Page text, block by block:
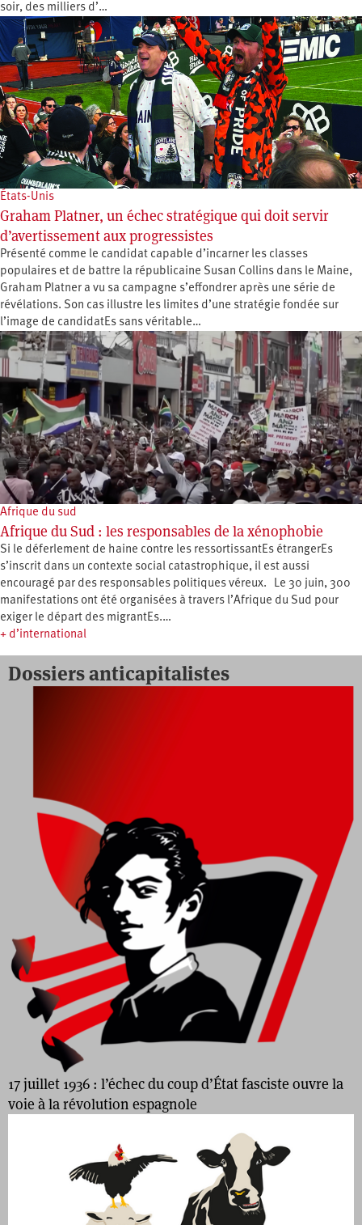
soir, des milliers d’…
États-Unis
Graham Platner, un échec stratégique qui doit servir
d’avertissement aux progressistes
Présenté comme le candidat capable d’incarner les classes
populaires et de battre la républicaine Susan Collins dans le Maine,
Graham Platner a vu sa campagne s’effondrer après une série de
révélations. Son cas illustre les limites d’une stratégie fondée sur
l’image de candidatEs sans véritable…
Afrique du sud
Afrique du Sud : les responsables de la xénophobie
Si le déferlement de haine contre les ressortissantEs étrangerEs
s’inscrit dans un contexte social catastrophique, il est aussi
encouragé par des responsables politiques véreux. Le 30 juin, 300
manifestations ont été organisées à travers l’Afrique du Sud pour
exiger le départ des migrantEs.…
+ d’international
Dossiers anticapitalistes
17 juillet 1936 : l’échec du coup d’État fasciste ouvre la
voie à la révolution espagnole